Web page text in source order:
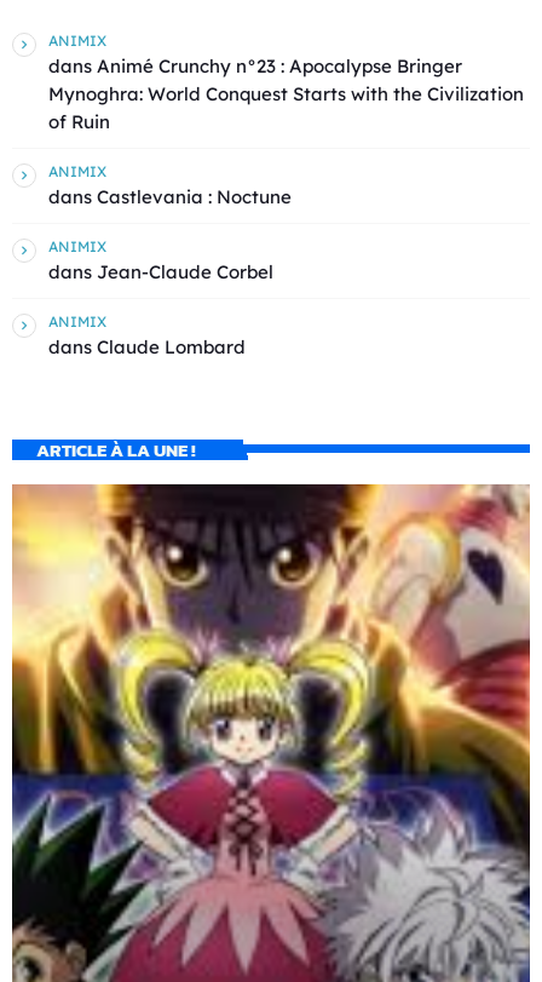
ANIMIX
dans Animé Crunchy n°23 : Apocalypse Bringer
Mynoghra: World Conquest Starts with the Civilization
of Ruin
ANIMIX
dans Castlevania : Noctune
ANIMIX
dans Jean-Claude Corbel
ANIMIX
dans Claude Lombard
ARTICLE À LA UNE !